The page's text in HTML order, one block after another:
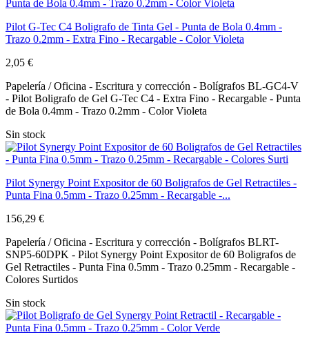
Pilot G-Tec C4 Boligrafo de Tinta Gel - Punta de Bola 0.4mm -
Trazo 0.2mm - Extra Fino - Recargable - Color Violeta
2,05 €
Papelería / Oficina - Escritura y corrección - Bolígrafos BL-GC4-V
- Pilot Boligrafo de Gel G-Tec C4 - Extra Fino - Recargable - Punta
de Bola 0.4mm - Trazo 0.2mm - Color Violeta
Sin stock
Pilot Synergy Point Expositor de 60 Boligrafos de Gel Retractiles -
Punta Fina 0.5mm - Trazo 0.25mm - Recargable -...
156,29 €
Papelería / Oficina - Escritura y corrección - Bolígrafos BLRT-
SNP5-60DPK - Pilot Synergy Point Expositor de 60 Boligrafos de
Gel Retractiles - Punta Fina 0.5mm - Trazo 0.25mm - Recargable -
Colores Surtidos
Sin stock